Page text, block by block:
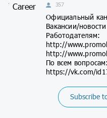
357
Официальный
Вакансии/
Работодателям:
http://
http://
По всем
https://vk.com/
Subscribe